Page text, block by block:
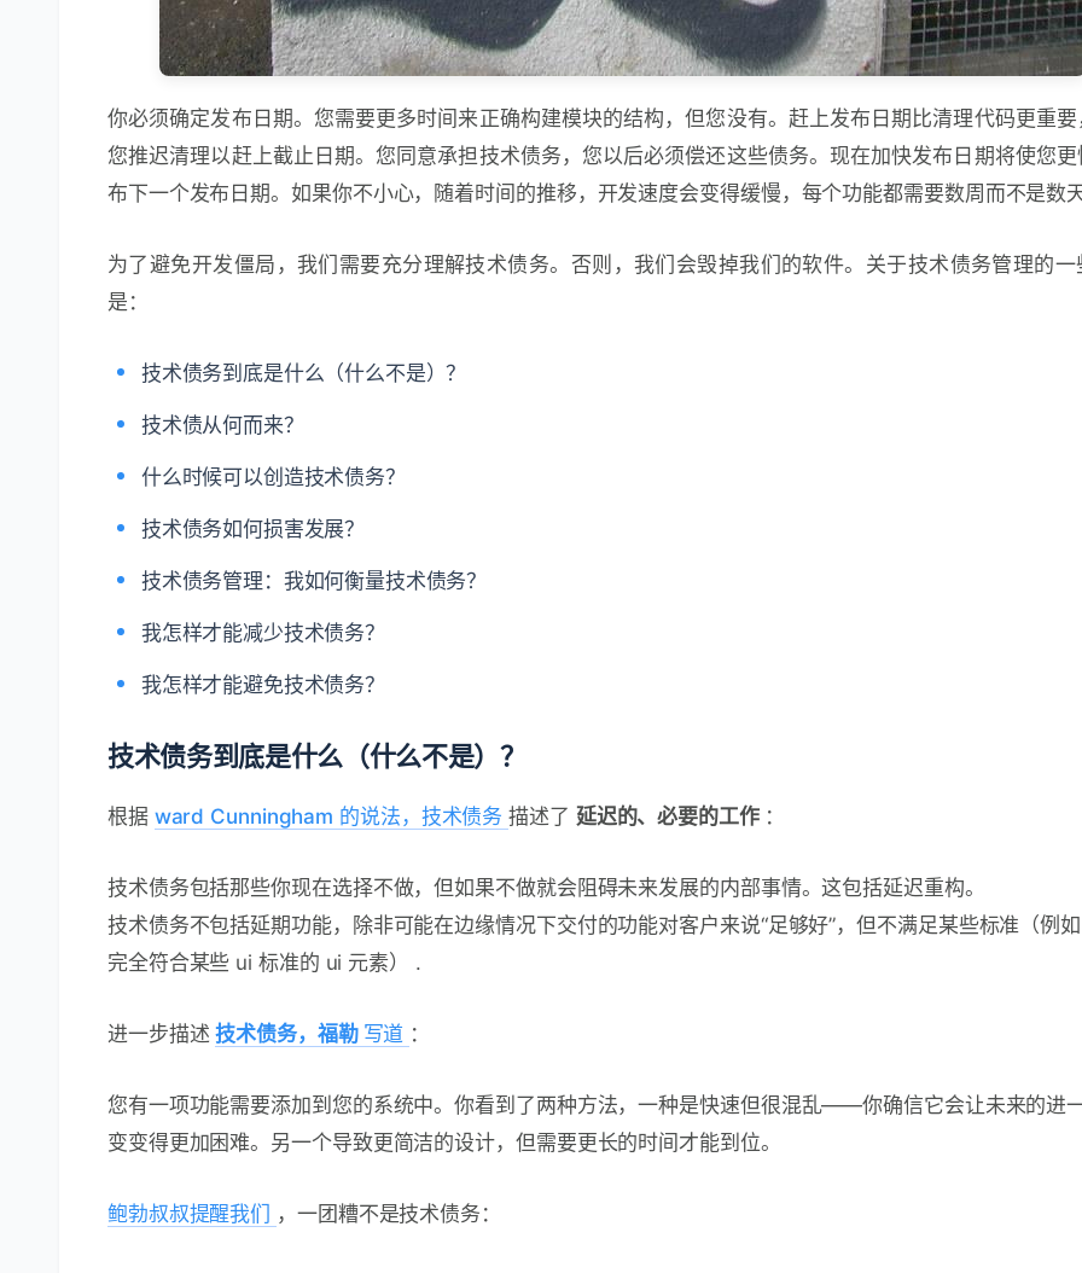
你必须确定发布日期。您需要更多时间来正确构建模块的结构，但您没有。赶上发布日期比清理代码更重
您推迟清理以赶上截止日期。您同意承担技术债务，您以后必须偿还这些债务。现在加快发布日期将使您更
布下一个发布日期。如果你不小心，随着时间的推移，开发速度会变得缓慢，每个功能都需要数周而不是数天
为了避免开发僵局，我们需要充分理解技术债务。否则，我们会毁掉我们的软件。关于技术债务管理的一
是：
技术债务到底是什么（什么不是）？
技术债从何而来？
什么时候可以创造技术债务？
技术债务如何损害发展？
技术债务管理：我如何衡量技术债务？
我怎样才能减少技术债务？
我怎样才能避免技术债务？
技术债务到底是什么（什么不是）？
根据 ward Cunningham 的说法，技术债务描述了 延迟的、必要的工作 ：
技术债务包括那些你现在选择不做，但如果不做就会阻碍未来发展的内部事情。这包括延迟重构。
技术债务不包括延期功能，除非可能在边缘情况下交付的功能对客户来说“足够好”，但不满足某些标准（例
完全符合某些 ui 标准的 ui 元素） .
进一步描述技术债务，福勒 写道 ：
您有一项功能需要添加到您的系统中。你看到了两种方法，一种是快速但很混乱——你确信它会让未来的进
变变得更加困难。另一个导致更简洁的设计，但需要更长的时间才能到位。
鲍勃叔叔提醒我们 ，一团糟不是技术债务：